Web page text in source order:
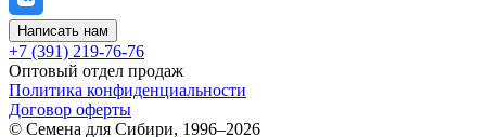
Написать нам
+7 (391) 219-76-76
Оптовый отдел продаж
Политика конфиденциальности
Договор оферты
© Семена для Сибири, 1996–2026